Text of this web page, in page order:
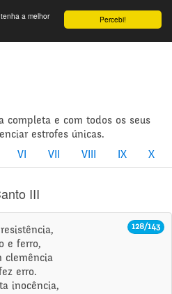
Percebi!
a melhor
completa e com todos os seus
estrofes únicas.
VI VII VIII IX X
III
128/143
e ferro,
clemência
erro.
inocência,